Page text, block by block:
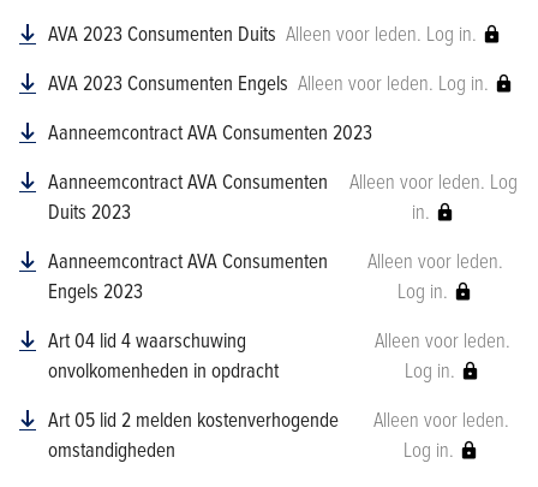
AVA 2023 Consumenten Duits Alleen voor leden. Log in.
AVA 2023 Consumenten Engels Alleen voor leden. Log in.
Aanneemcontract AVA Consumenten 2023
Aanneemcontract AVA Consumenten
Duits 2023
Alleen voor leden. Log
in.
Aanneemcontract AVA Consumenten
Engels 2023
Alleen voor leden.
Log in.
Art 04 lid 4 waarschuwing
onvolkomenheden in opdracht
Alleen voor leden.
Log in.
Art 05 lid 2 melden kostenverhogende
omstandigheden
Alleen voor leden.
Log in.